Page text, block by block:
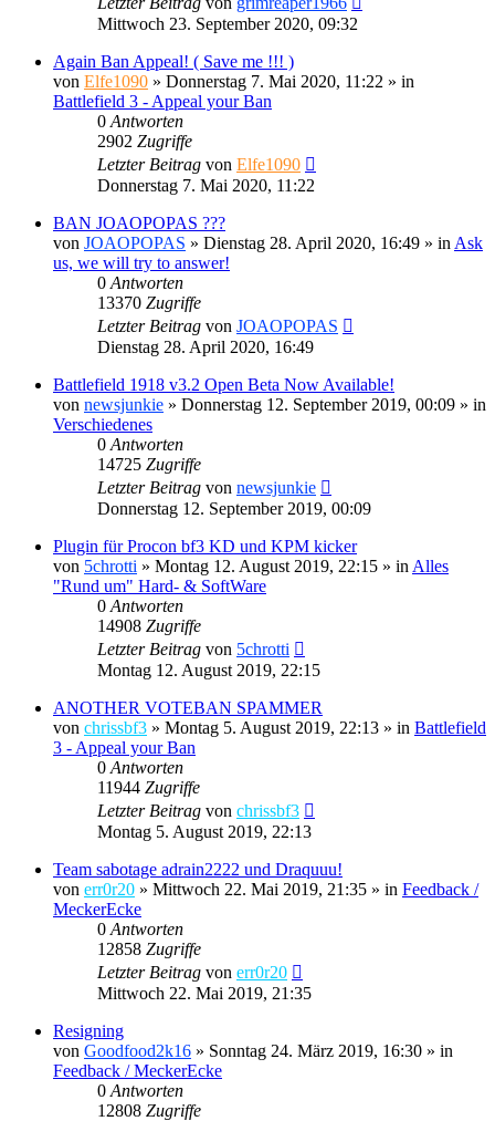
Mittwoch 23. September 2020, 09:32
Again Ban Appeal! ( Save me !!! )
von Elfe1090 » Donnerstag 7. Mai 2020, 11:22 » in
Battlefield 3 - Appeal your Ban
0 Antworten
2902 Zugriffe
Letzter Beitrag von Elfe1090
Donnerstag 7. Mai 2020, 11:22
BAN JOAOPOPAS ???
von JOAOPOPAS » Dienstag 28. April 2020, 16:49 » in Ask
us, we will try to answer!
0 Antworten
13370 Zugriffe
Letzter Beitrag von JOAOPOPAS
Dienstag 28. April 2020, 16:49
Battlefield 1918 v3.2 Open Beta Now Available!
von newsjunkie » Donnerstag 12. September 2019, 00:09 » in
Verschiedenes
0 Antworten
14725 Zugriffe
Letzter Beitrag von newsjunkie
Donnerstag 12. September 2019, 00:09
Plugin für Procon bf3 KD und KPM kicker
von 5chrotti » Montag 12. August 2019, 22:15 » in Alles
"Rund um" Hard- & SoftWare
0 Antworten
14908 Zugriffe
Letzter Beitrag von 5chrotti
Montag 12. August 2019, 22:15
ANOTHER VOTEBAN SPAMMER
von chrissbf3 » Montag 5. August 2019, 22:13 » in Battlefield
3 - Appeal your Ban
0 Antworten
11944 Zugriffe
Letzter Beitrag von chrissbf3
Montag 5. August 2019, 22:13
Team sabotage adrain2222 und Draquuu!
von err0r20 » Mittwoch 22. Mai 2019, 21:35 » in Feedback /
MeckerEcke
0 Antworten
12858 Zugriffe
Letzter Beitrag von err0r20
Mittwoch 22. Mai 2019, 21:35
Resigning
von Goodfood2k16 » Sonntag 24. März 2019, 16:30 » in
Feedback / MeckerEcke
0 Antworten
12808 Zugriffe